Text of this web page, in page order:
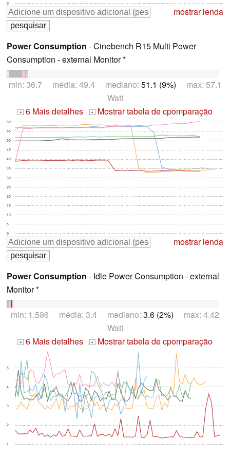
0
mostrar lenda
Power Consumption - Cinebench R15 Multi Power
Consumption - external Monitor *
min: 36.7 média: 49.4 mediano: 51.1 (9%) max: 57.1
Watt
+ 6 Mais detalhes + Mostrar tabela de cpomparação
0
5
10
15
20
25
30
35
40
45
50
55
60
mostrar lenda
Power Consumption - Idle Power Consumption - external
Monitor *
min: 1.596 média: 3.4 mediano: 3.6 (2%) max: 4.42
Watt
+ 6 Mais detalhes + Mostrar tabela de cpomparação
1
2
3
4
5